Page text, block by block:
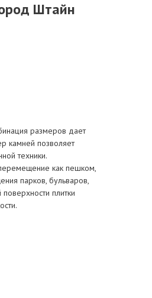
Штайн
размеров дает
камней позволяет
техники.
как пешком,
парков, бульваров,
плитки